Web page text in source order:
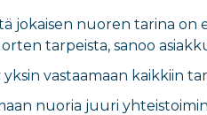
jokaisen nuoren tarina on
tarpeista, sanoo
vastaamaan kaikkiin
nuoria juuri